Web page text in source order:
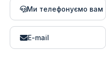
Ми телефонуємо вам
E-mail